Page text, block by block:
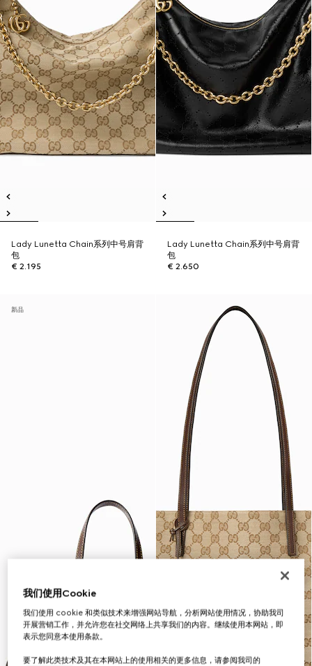
Lady Lunetta Chain系列中号肩背
包
€ 2.195
Lady Lunetta Chain系列中号肩背
包
€ 2.650
新品
我们使用Cookie
我们使用 cookie 和类似技术来增强网站导航，分析网站使用情况，协助我司
开展营销工作，并允许您在社交网络上共享我们的内容。继续使用本网站，即
表示您同意本使用条款。
要了解此类技术及其在本网站上的使用相关的更多信息，请参阅我司的